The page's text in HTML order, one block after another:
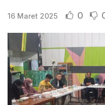
16 Maret 2025 0